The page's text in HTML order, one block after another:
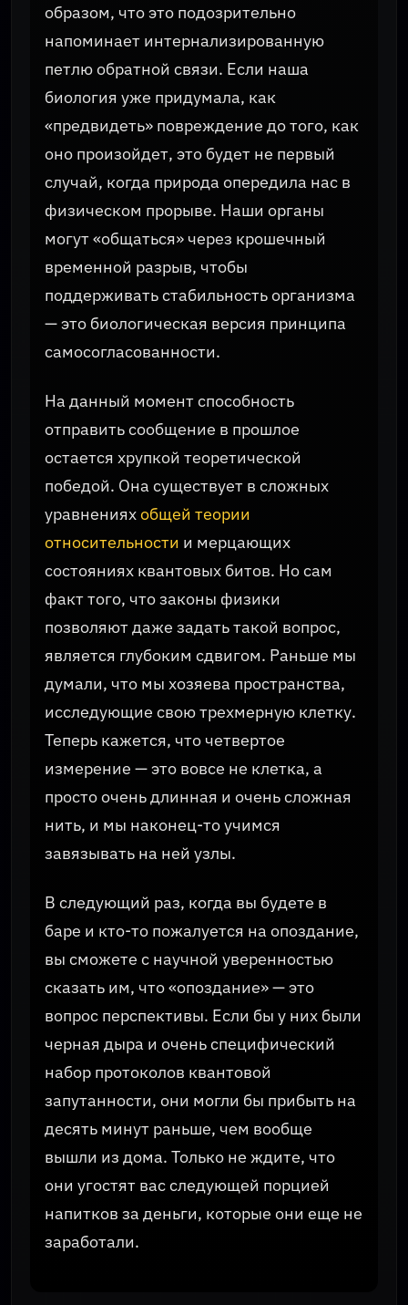
образом, что это подозрительно
напоминает интернализированную
петлю обратной связи. Если наша
биология уже придумала, как
«предвидеть» повреждение до того, как
оно произойдет, это будет не первый
случай, когда природа опередила нас в
физическом прорыве. Наши органы
могут «общаться» через крошечный
временной разрыв, чтобы
поддерживать стабильность организма
— это биологическая версия принципа
самосогласованности.
На данный момент способность
отправить сообщение в прошлое
остается хрупкой теоретической
победой. Она существует в сложных
уравненияхобщей теории
относительности и мерцающих
состояниях квантовых битов. Но сам
факт того, что законы физики
позволяют даже задать такой вопрос,
является глубоким сдвигом. Раньше мы
думали, что мы хозяева пространства,
исследующие свою трехмерную клетку.
Теперь кажется, что четвертое
измерение — это вовсе не клетка, а
просто очень длинная и очень сложная
нить, и мы наконец-то учимся
завязывать на ней узлы.
В следующий раз, когда вы будете в
баре и кто-то пожалуется на опоздание,
вы сможете с научной уверенностью
сказать им, что «опоздание» — это
вопрос перспективы. Если бы у них были
черная дыра и очень специфический
набор протоколов квантовой
запутанности, они могли бы прибыть на
десять минут раньше, чем вообще
вышли из дома. Только не ждите, что
они угостят вас следующей порцией
напитков за деньги, которые они еще не
заработали.